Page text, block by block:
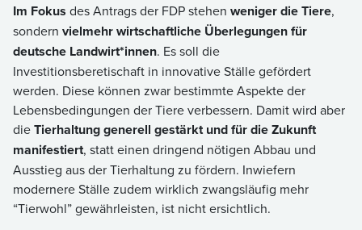
Im Fokus des Antrags der FDP stehen weniger die Tiere,
sondern vielmehr wirtschaftliche Überlegungen für
deutsche Landwirt*innen. Es soll die
Investitionsberetischaft in innovative Ställe gefördert
werden. Diese können zwar bestimmte Aspekte der
Lebensbedingungen der Tiere verbessern. Damit wird aber
dieTierhaltung generell gestärkt und für die Zukunft
manifestiert, statt einen dringend nötigen Abbau und
Ausstieg aus der Tierhaltung zu fördern. Inwiefern
modernere Ställe zudem wirklich zwangsläufig mehr
“Tierwohl” gewährleisten, ist nicht ersichtlich.